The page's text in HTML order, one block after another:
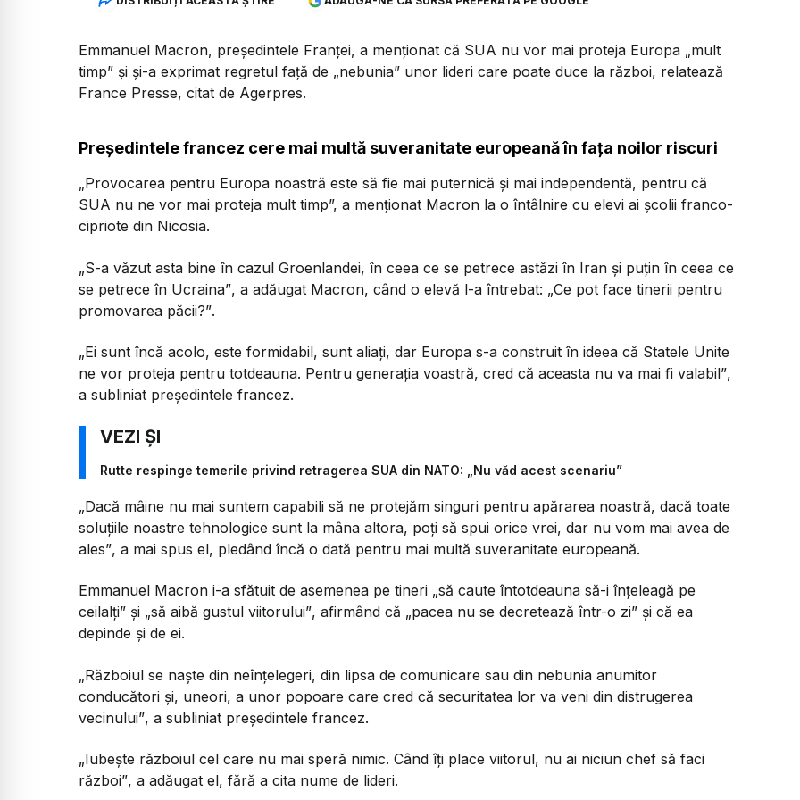
Emmanuel Macron, președintele Franței, a menționat că SUA nu vor mai proteja Europa „mult
timp” și și-a exprimat regretul față de „nebunia” unor lideri care poate duce la război, relatează
France Presse, citat de Agerpres.
Președintele francez cere mai multă suveranitate europeană în fața noilor riscuri
„Provocarea pentru Europa noastră este să fie mai puternică și mai independentă, pentru că
SUA nu ne vor mai proteja mult timp”, a menționat Macron la o întâlnire cu elevi ai școlii franco-
cipriote din Nicosia.
„S-a văzut asta bine în cazul Groenlandei, în ceea ce se petrece astăzi în Iran și puțin în ceea ce
se petrece în Ucraina”, a adăugat Macron, când o elevă l-a întrebat: „Ce pot face tinerii pentru
promovarea păcii?”.
„Ei sunt încă acolo, este formidabil, sunt aliați, dar Europa s-a construit în ideea că Statele Unite
ne vor proteja pentru totdeauna. Pentru generația voastră, cred că aceasta nu va mai fi valabil”,
a subliniat președintele francez.
Rutte respinge temerile privind retragerea SUA din NATO: „Nu văd acest scenariu”
„Dacă mâine nu mai suntem capabili să ne protejăm singuri pentru apărarea noastră, dacă toate
soluțiile noastre tehnologice sunt la mâna altora, poți să spui orice vrei, dar nu vom mai avea de
ales”, a mai spus el, pledând încă o dată pentru mai multă suveranitate europeană.
Emmanuel Macron i-a sfătuit de asemenea pe tineri „să caute întotdeauna să-i înțeleagă pe
ceilalți” și „să aibă gustul viitorului”, afirmând că „pacea nu se decretează într-o zi” și că ea
depinde și de ei.
„Războiul se naște din neînțelegeri, din lipsa de comunicare sau din nebunia anumitor
conducători și, uneori, a unor popoare care cred că securitatea lor va veni din distrugerea
vecinului”, a subliniat președintele francez.
„Iubește războiul cel care nu mai speră nimic. Când îți place viitorul, nu ai niciun chef să faci
război”, a adăugat el, fără a cita nume de lideri.